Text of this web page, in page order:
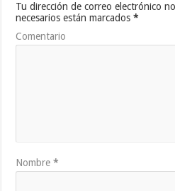
Tu dirección de correo electrónico
necesarios están marcados*
Comentario
Nombre*